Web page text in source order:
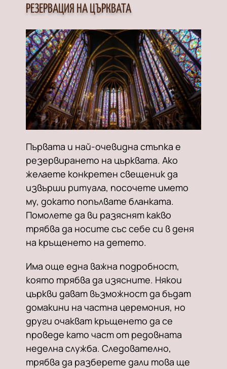
РЕЗЕРВАЦИЯ НА ЦЪРКВАТА
Първата и най-очевидна стъпка е
резервирането на църквата. Ако
желаете конкретен свещеник да
извърши ритуала, посочете името
му, докато попълвате бланката.
Помолете да ви разяснят какво
трябва да носите със себе си в деня
на кръщенето на детето.
Има още една важна подробност,
която трябва да изясните. Някои
църкви дават възможност да бъдат
домакини на частна церемония, но
други очакват кръщенето да се
проведе като част от редовната
неделна служба. Следователно,
трябва да разберете дали това ще